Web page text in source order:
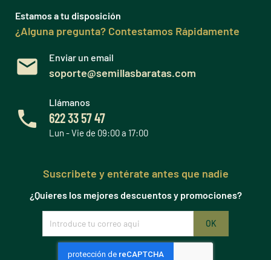
Estamos a tu disposición
¿Alguna pregunta? Contestamos Rápidamente
Enviar un email
soporte@semillasbaratas.com
Llámanos
622 33 57 47
Lun - Vie de 09:00 a 17:00
Suscribete y entérate antes que nadie
¿Quieres los mejores descuentos y promociones?